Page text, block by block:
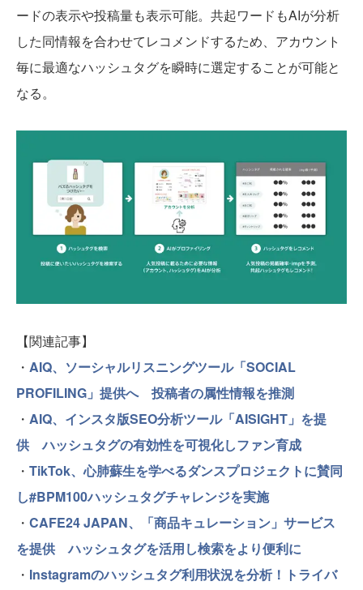
ードの表示や投稿量も表示可能。共起ワードもAIが分析
した同情報を合わせてレコメンドするため、アカウント
毎に最適なハッシュタグを瞬時に選定することが可能と
なる。
【関連記事】
・ AIQ、ソーシャルリスニングツール「SOCIAL
PROFILING」提供へ 投稿者の属性情報を推測
・ AIQ、インスタ版SEO分析ツール「AISIGHT」を提
供 ハッシュタグの有効性を可視化しファン育成
・ TikTok、心肺蘇生を学べるダンスプロジェクトに賛同
し#BPM100ハッシュタグチャレンジを実施
・ CAFE24 JAPAN、「商品キュレーション」サービス
を提供 ハッシュタグを活用し検索をより便利に
・ Instagramのハッシュタグ利用状況を分析！トライバ